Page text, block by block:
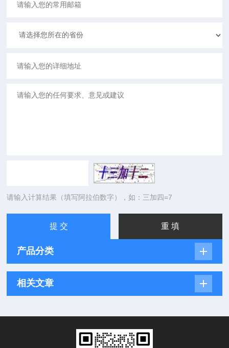
请输入计算结果（填写阿拉伯数字），如：三加四=7
产品分类
相关文章